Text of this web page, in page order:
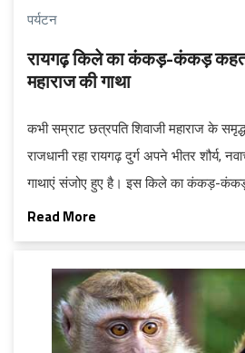
पर्यटन
रायगढ़ किले का कंकड़-कंकड़
महाराज की गाथा
कभी सम्राट छत्रपति शिवाजी महाराज के
राजधानी रहा रायगढ़ दुर्ग अपने भीतर शौर्य,
गाथाएं संजोए हुए है। इस किले का कंकड़-कंकड़
साहस और दूरदर्शी रणनीति को प्रतिध्‍वनित
को शक्ति का प्रतीक बना दिया। आज भी यह
इतिहास को आकार देने वाले असाधारण कार्यों
करना बदस्‍तूर जारी रखे हुए है...
Read More